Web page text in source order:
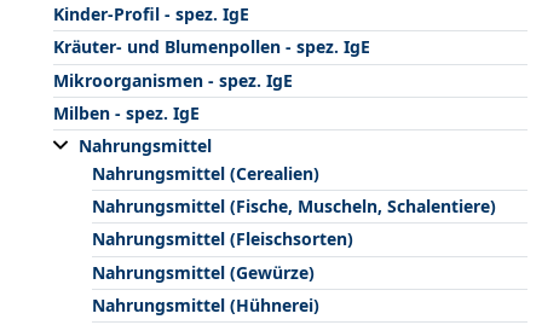
Kinder-Profil - spez. IgE
Kräuter- und Blumenpollen - spez. IgE
Mikroorganismen - spez. IgE
Milben - spez. IgE
Nahrungsmittel
Nahrungsmittel (Cerealien)
Nahrungsmittel (Fische, Muscheln, Schalentiere)
Nahrungsmittel (Fleischsorten)
Nahrungsmittel (Gewürze)
Nahrungsmittel (Hühnerei)